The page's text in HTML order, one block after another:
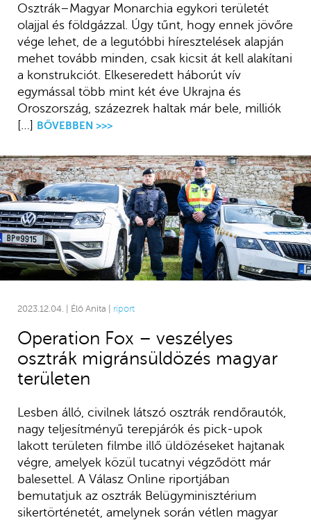
Osztrák–Magyar Monarchia egykori területét
olajjal és földgázzal. Úgy tűnt, hogy ennek jövőre
vége lehet, de a legutóbbi híresztelések alapján
mehet tovább minden, csak kicsit át kell alakítani
a konstrukciót. Elkeseredett háborút vív
egymással több mint két éve Ukrajna és
Oroszország, százezrek haltak már bele, milliók
[…] BŐVEBBEN >>>
2023.12.04. | Élő Anita | riport
Operation Fox – veszélyes
osztrák migránsüldözés magyar
területen
Lesben álló, civilnek látszó osztrák rendőrautók,
nagy teljesítményű terepjárók és pick-upok
lakott területen filmbe illő üldözéseket hajtanak
végre, amelyek közül tucatnyi végződött már
balesettel. A Válasz Online riportjában
bemutatjuk az osztrák Belügyminisztérium
sikertörténetét, amelynek során vétlen magyar